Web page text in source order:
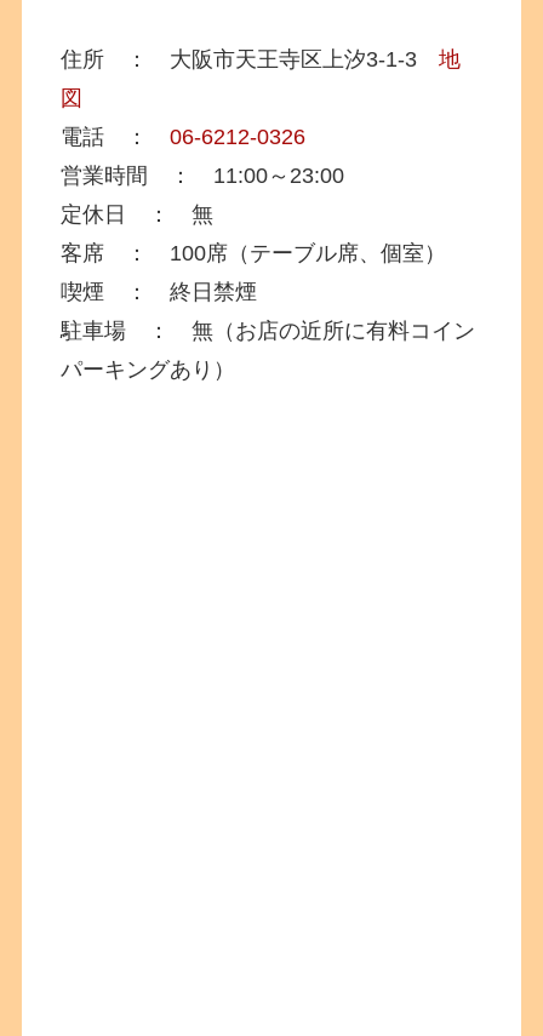
住所 ： 大阪市天王寺区上汐3-1-3地
図
電話 ：06-6212-0326
営業時間 ： 11:00～23:00
定休日 ： 無
客席 ： 100席（テーブル席、個室）
喫煙 ： 終日禁煙
駐車場 ： 無（お店の近所に有料コイン
パーキングあり）